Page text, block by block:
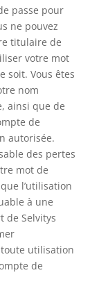
passe pour
ne pouvez
titulaire de
votre mot
soit. Vous êtes
nom
ainsi que de
de
autorisée.
des pertes
mot de
l’utilisation
à une
de Selvitys
utilisation
de